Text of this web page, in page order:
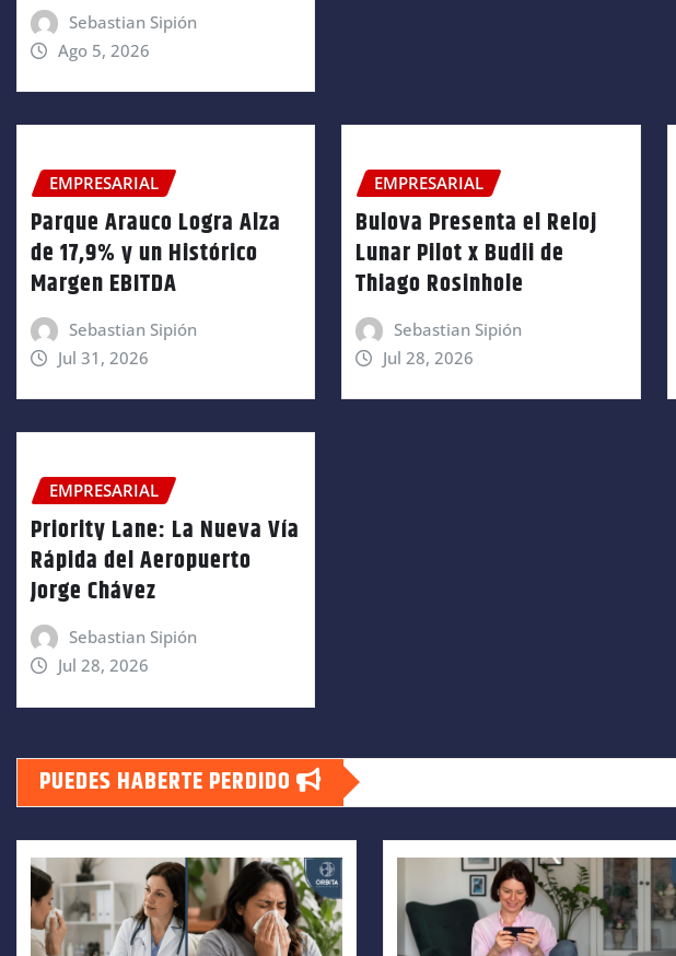
Sebastian Sipión
Ago 5, 2026
EMPRESARIAL
Parque Arauco Logra Alza
de 17,9% y un Histórico
Margen EBITDA
Sebastian Sipión
Jul 31, 2026
EMPRESARIAL
Bulova Presenta el Reloj
Lunar Pilot x Budii de
Thiago Rosinhole
Sebastian Sipión
Jul 28, 2026
EMPRESARIAL
Priority Lane: La Nueva Vía
Rápida del Aeropuerto
Jorge Chávez
Sebastian Sipión
Jul 28, 2026
PUEDES HABERTE PERDIDO